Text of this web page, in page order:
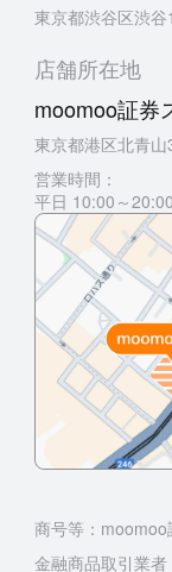
東京都渋谷区渋
店舗所在地
moomoo証券
東京都港区北青
営業時間：
平日 10:00～
商号等：moomoo
金融商品取引業